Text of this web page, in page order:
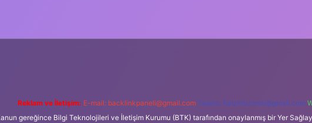
Reklam ve İletişim: E-mail: backlinkpaneli@gmail.com Teams: forumhizmeti@gmail.com
gereğince Bilgi Teknolojileri ve İletişim Kurumu (BTK) tarafından onaylanmış bir Yer